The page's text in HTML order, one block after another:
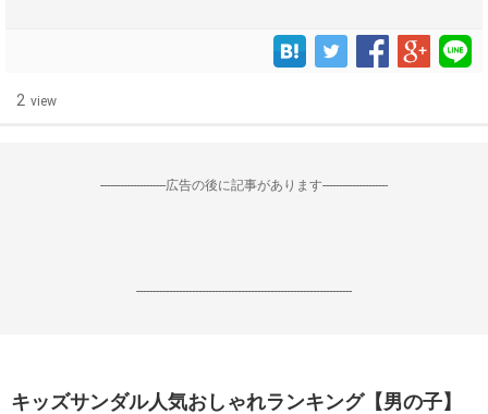
2 view
--------------------広告の後に記事があります--------------------
------------------------------------------------------------------
キッズサンダル人気おしゃれランキング【男の子】